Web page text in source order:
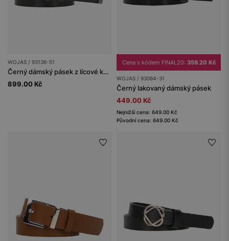
WOJAS / 93136-51
Černý dámský pásek z lícové kůže
899.00 Kč
Cena s kódem FINAL20: 359.20 Kč
WOJAS / 93084-31
Černý lakovaný dámský pásek
449.00 Kč
Nejnižší cena: 649.00 Kč
Původní cena: 649.00 Kč